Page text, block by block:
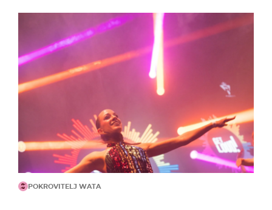
POKROVITELJ WATA